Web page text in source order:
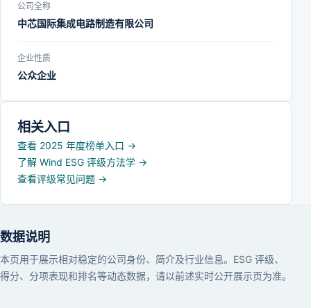
公司全称
中芯国际集成电路制造有限公司
企业性质
公众企业
相关入口
查看 2025 年度榜单入口 →
了解 Wind ESG 评级方法学 →
查看评级常见问题 →
数据说明
本页用于展示相对稳定的公司身份、简介及行业信息。ESG 评级、
得分、分项表现和排名等动态数据，请以前述实时公开展示页为准。